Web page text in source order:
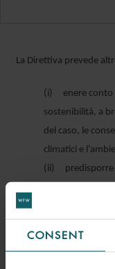
CONSENT
La Direttiva prevede
(i) enere conto
sostenibilità, a
del caso, le
climatici e
(ii) predisporre